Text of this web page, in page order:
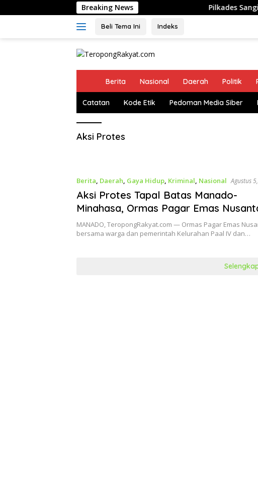
ke
Breaking News Pilkades Sangihe 2026
Beli Tema Ini Indeks
m
e
Berita Nasional Daerah Politik
Catatan Kode Etik Pedoman Media Siber
Aksi Protes
Berita Daerah Gaya Hidup Kriminal Nasional Agustus
Aksi Protes Tapal Batas Manado-
Minahasa, Ormas Pagar Emas
Bersama Warga dan Pemerintah
Pembatalan Eksekusi Tanah
MANADO, TeropongRakyat.com — Ormas Pagar Emas
bersama warga dan pemerintah Kelurahan Paal IV dan…